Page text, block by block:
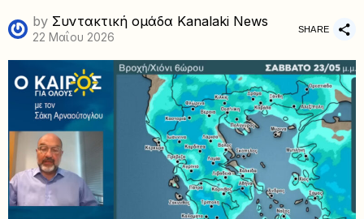
by Συντακτική ομάδα Kanalaki News
22 Μαΐου 2026
SHARE